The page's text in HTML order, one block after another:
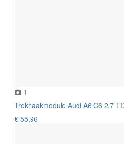
1
Trekhaakmodule Audi A6 C6 2.7
€ 55,96